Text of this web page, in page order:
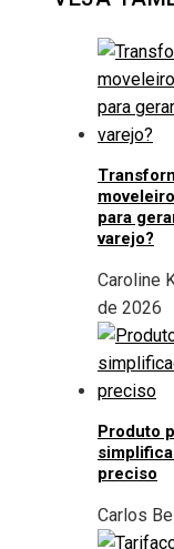
para
varejo?
Caroline
de 2026
Produto
preciso
Carlos